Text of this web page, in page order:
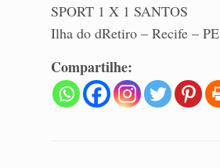
SPORT 1 X 1 SANTOS
Ilha do dRetiro – Recife – PE
Compartilhe: